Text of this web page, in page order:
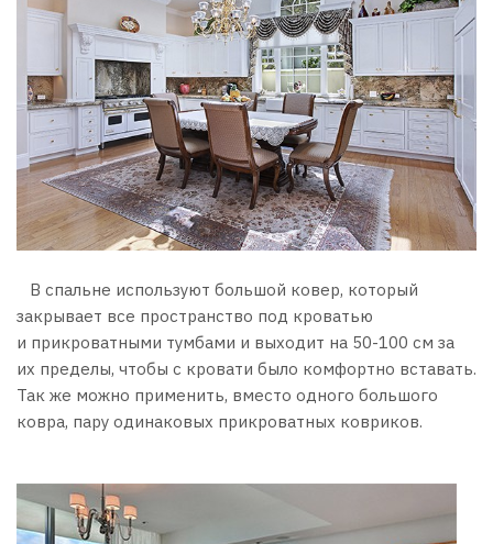
В спальне используют большой ковер, который
закрывает все пространство под кроватью
и прикроватными тумбами и выходит на 50-100 см за
их пределы, чтобы с кровати было комфортно вставать.
Так же можно применить, вместо одного большого
ковра, пару одинаковых прикроватных ковриков.